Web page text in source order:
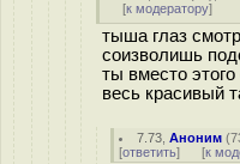
[к модератору]
тыша глаз
соизволишь
ты вместо
весь красивый
7.73 ,Аноним (
[ответить] [к